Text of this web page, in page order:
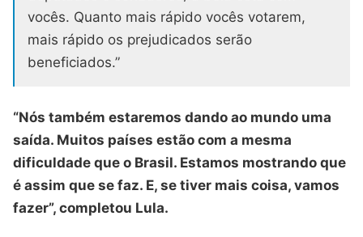
vocês. Quanto mais rápido vocês votarem,
mais rápido os prejudicados serão
beneficiados.”
“Nós também estaremos dando ao mundo uma
saída. Muitos países estão com a mesma
dificuldade que o Brasil. Estamos mostrando que
é assim que se faz. E, se tiver mais coisa, vamos
fazer”, completou Lula.